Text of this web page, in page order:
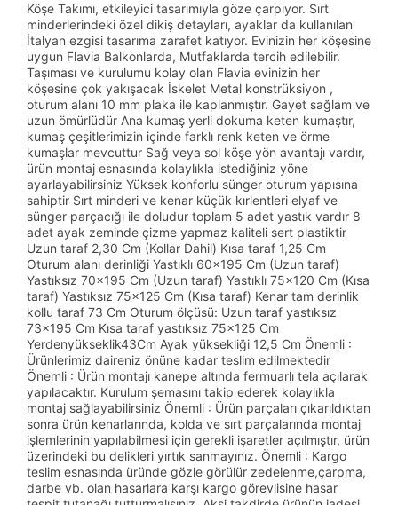
Köşe Takımı, etkileyici tasarımıyla göze çarpıyor. Sırt
minderlerindeki özel dikiş detayları, ayaklar da kullanılan
İtalyan ezgisi tasarıma zarafet katıyor. Evinizin her köşesine
uygun Flavia Balkonlarda, Mutfaklarda tercih edilebilir.
Taşıması ve kurulumu kolay olan Flavia evinizin her
köşesine çok yakışacak İskelet Metal konstrüksiyon ,
oturum alanı 10 mm plaka ile kaplanmıştır. Gayet sağlam ve
uzun ömürlüdür Ana kumaş yerli dokuma keten kumaştır,
kumaş çeşitlerimizin içinde farklı renk keten ve örme
kumaşlar mevcuttur Sağ veya sol köşe yön avantajı vardır,
ürün montaj esnasında kolaylıkla istediğiniz yöne
ayarlayabilirsiniz Yüksek konforlu sünger oturum yapısına
sahiptir Sırt minderi ve kenar küçük kırlentleri elyaf ve
sünger parçacığı ile doludur toplam 5 adet yastık vardır 8
adet ayak zeminde çizme yapmaz kaliteli sert plastiktir
Uzun taraf 2,30 Cm (Kollar Dahil) Kısa taraf 1,25 Cm
Oturum alanı derinliği Yastıklı 60x195 Cm (Uzun taraf)
Yastıksız 70x195 Cm (Uzun taraf) Yastıklı 75x120 Cm (Kısa
taraf) Yastıksız 75x125 Cm (Kısa taraf) Kenar tam derinlik
kollu taraf 73 Cm Oturum ölçüsü: Uzun taraf yastıksız
73x195 Cm Kısa taraf yastıksız 75x125 Cm
Yerdenyükseklik43Cm Ayak yüksekliği 12,5 Cm Önemli :
Ürünlerimiz daireniz önüne kadar teslim edilmektedir
Önemli : Ürün montajı kanepe altında fermuarlı tela açılarak
yapılacaktır. Kurulum şemasını takip ederek kolaylıkla
montaj sağlayabilirsiniz Önemli : Ürün parçaları çıkarıldıktan
sonra ürün kenarlarında, kolda ve sırt parçalarında montaj
işlemlerinin yapılabilmesi için gerekli işaretler açılmıştır, ürün
üzerindeki bu delikleri yırtık sanmayınız. Önemli : Kargo
teslim esnasında üründe gözle görülür zedelenme,çarpma,
darbe vb. olan hasarlara karşı kargo görevlisine hasar